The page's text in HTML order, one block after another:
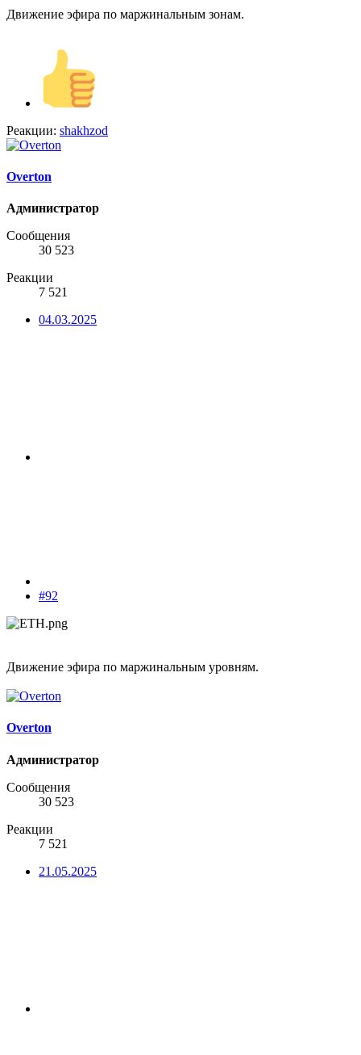
Движение эфира по маржинальным зонам.
Реакции: shakhzod
Overton
Администратор
Сообщения
30 523
Реакции
7 521
04.03.2025
#92
Движение эфира по маржинальным уровням.
Overton
Администратор
Сообщения
30 523
Реакции
7 521
21.05.2025